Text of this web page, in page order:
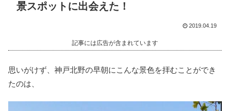
景スポットに出会えた！
2019.04.19
記事には広告が含まれています
思いがけず、神戸北野の早朝にこんな景色を拝むことができ
たのは、